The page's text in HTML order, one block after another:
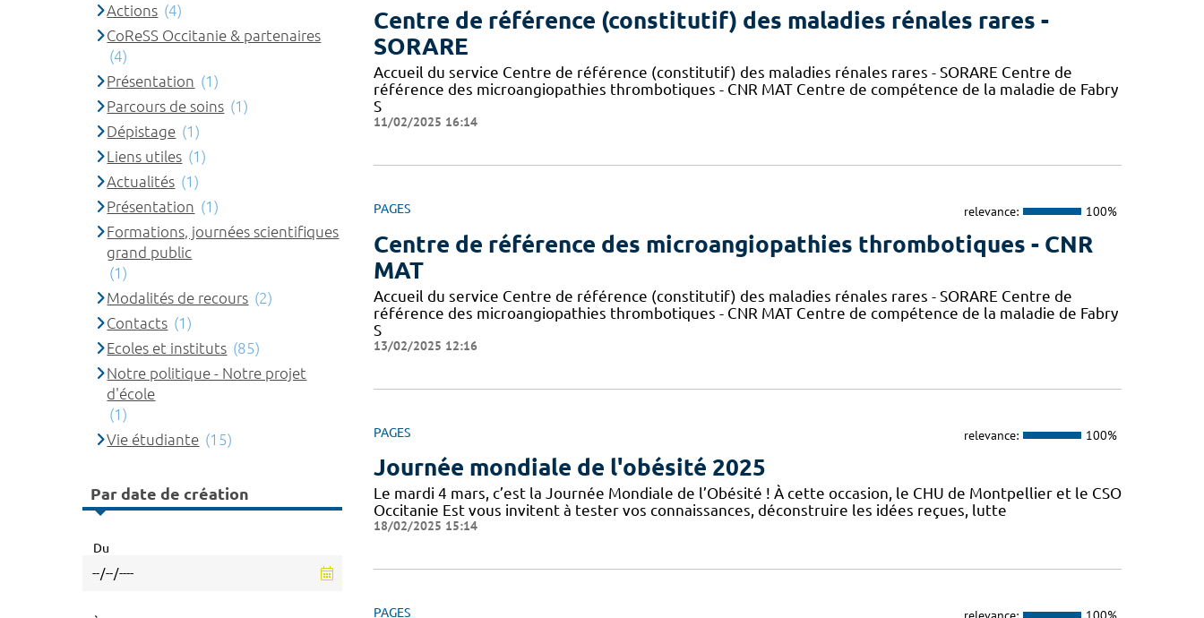
Centre de référence (constitutif) des maladies rénales rares -
SORARE
Accueil du service Centre de référence (constitutif) des maladies rénales rares - SORARE Centre de
référence des microangiopathies thrombotiques - CNR MAT Centre de compétence de la maladie de Fabry
S
11/02/2025 16:14
PAGES relevance: 100%
Centre de référence des microangiopathies thrombotiques - CNR
MAT
Accueil du service Centre de référence (constitutif) des maladies rénales rares - SORARE Centre de
référence des microangiopathies thrombotiques - CNR MAT Centre de compétence de la maladie de Fabry
S
13/02/2025 12:16
PAGES relevance: 100%
Journée mondiale de l'obésité 2025
Le mardi 4 mars, c’est la Journée Mondiale de l’Obésité ! À cette occasion, le CHU de Montpellier et le CSO
Occitanie Est vous invitent à tester vos connaissances, déconstruire les idées reçues, lutte
18/02/2025 15:14
PAGES
Actions (4)
CoReSS Occitanie & partenaires
(4)
Présentation (1)
Parcours de soins (1)
Dépistage (1)
Liens utiles (1)
Actualités (1)
Présentation (1)
Formations, journées scientifiques
grand public
(1)
Modalités de recours (2)
Contacts (1)
Ecoles et instituts (85)
Notre politique - Notre projet
d'école
(1)
Vie étudiante (15)
Par date de création
Du